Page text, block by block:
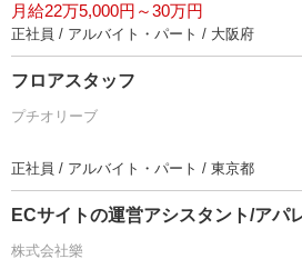
月給22万5,000円～30万円
正社員 / アルバイト・パート / 大阪府
フロアスタッフ
プチオリーブ
正社員 / アルバイト・パート / 東京都
ECサイトの運営アシスタント/アパ
株式会社樂